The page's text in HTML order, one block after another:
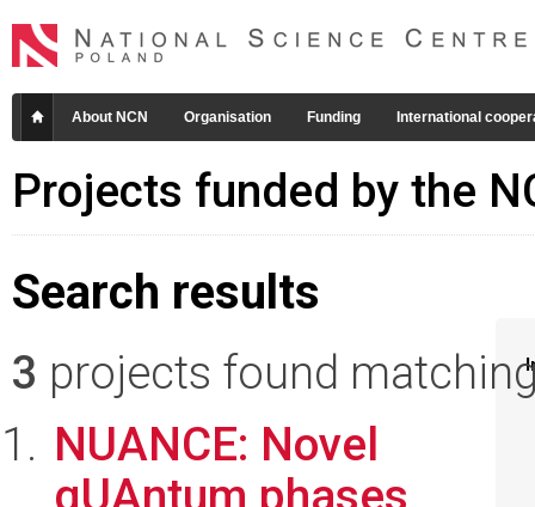
About NCN Organisation Funding International
Projects funded by the
Search results
3 projects found
NUANCE: Novel
qUAntum phases